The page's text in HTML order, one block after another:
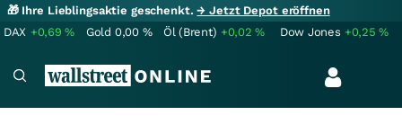
🎁 Ihre Lieblingsaktie geschenkt.→ Jetzt Depot eröffnen
DAX +0,69% Gold 0,00 % Öl (Brent) +0,02% Dow Jones +0,25%